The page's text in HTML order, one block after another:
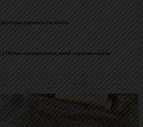
травмована жінка
у Львові зловмисника, який поранив ножем